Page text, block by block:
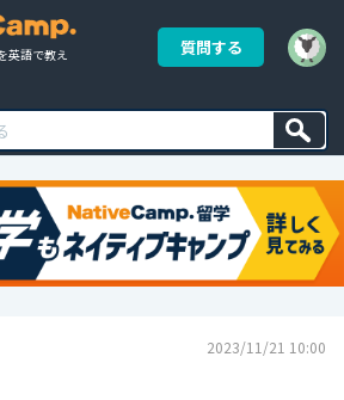
英語で教え
質問する
2023/11/21 10:00